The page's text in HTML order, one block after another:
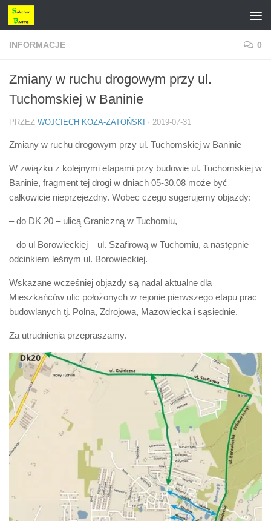
Przejdź do treści
INFORMACJE 0
Zmiany w ruchu drogowym przy ul.
Tuchomskiej w Baninie
PRZEZ WOJCIECH KOZA-ZATOŃSKI · 2019-07-31
Zmiany w ruchu drogowym przy ul. Tuchomskiej w Baninie
W związku z kolejnymi etapami przy budowie ul. Tuchomskiej w
Baninie, fragment tej drogi w dniach 05-30.08 może być
całkowicie nieprzejezdny. Wobec czego sugerujemy objazdy:
– do DK 20 – ulicą Graniczną w Tuchomiu,
– do ul Borowieckiej – ul. Szafirową w Tuchomiu, a następnie
odcinkiem leśnym ul. Borowieckiej.
Wskazane wcześniej objazdy są nadal aktualne dla
Mieszkańców ulic położonych w rejonie pierwszego etapu prac
budowlanych tj. Polna, Zdrojowa, Mazowiecka i sąsiednie.
Za utrudnienia przepraszamy.